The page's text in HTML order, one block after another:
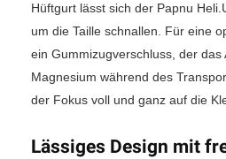
Hüftgurt lässt sich der Papnu
um die Taille schnallen. Für eine
ein Gummizugverschluss, der das
Magnesium während des
der Fokus voll und ganz auf die
Lässiges Design mit